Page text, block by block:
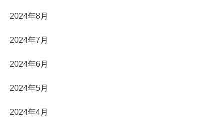
2024年8月
2024年7月
2024年6月
2024年5月
2024年4月